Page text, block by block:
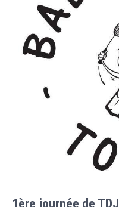
1ère journée de TDJ